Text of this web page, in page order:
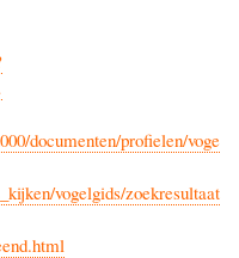
documenten/profielen/voge
vogelgids/zoekresultaat